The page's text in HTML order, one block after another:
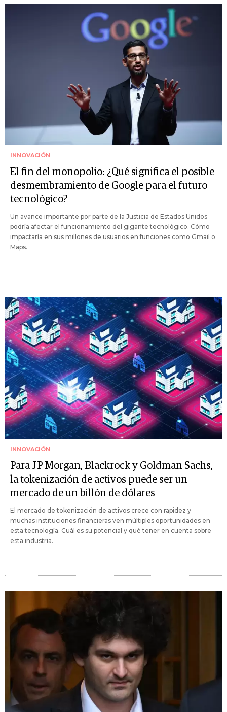
INNOVACIÓN
El fin del monopolio: ¿Qué significa el posible
desmembramiento de Google para el futuro
tecnológico?
Un avance importante por parte de la Justicia de Estados Unidos
podría afectar el funcionamiento del gigante tecnológico. Cómo
impactaría en sus millones de usuarios en funciones como Gmail o
Maps.
INNOVACIÓN
Para JP Morgan, Blackrock y Goldman Sachs,
la tokenización de activos puede ser un
mercado de un billón de dólares
El mercado de tokenización de activos crece con rapidez y
muchas instituciones financieras ven múltiples oportunidades en
esta tecnología. Cuál es su potencial y qué tener en cuenta sobre
esta industria.